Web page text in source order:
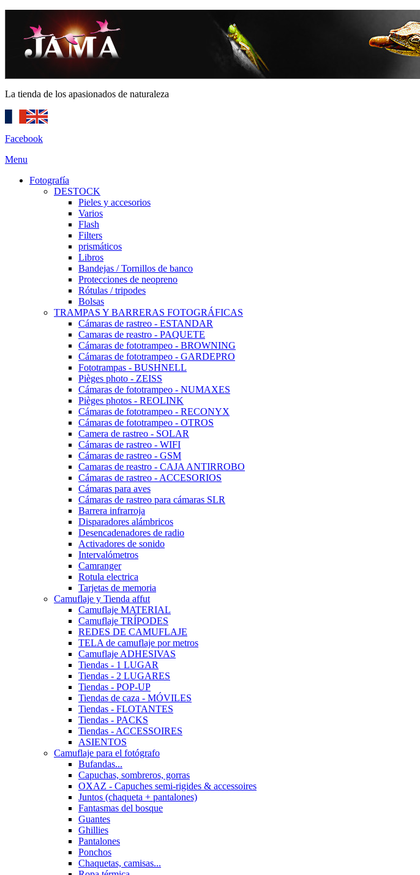
La tienda de los apasionados de naturaleza
Facebook
Menu
Fotografía
DESTOCK
Pieles y accesorios
Varios
Flash
Filters
prismáticos
Libros
Bandejas / Tornillos de banco
Protecciones de neopreno
Rótulas / tripodes
Bolsas
TRAMPAS Y BARRERAS FOTOGRÁFICAS
Cámaras de rastreo - ESTANDAR
Camaras de reastro - PAQUETE
Cámaras de fototrampeo - BROWNING
Cámaras de fototrampeo - GARDEPRO
Fototrampas - BUSHNELL
Pièges photo - ZEISS
Cámaras de fototrampeo - NUMAXES
Pièges photos - REOLINK
Cámaras de fototrampeo - RECONYX
Cámaras de fototrampeo - OTROS
Camera de rastreo - SOLAR
Cámaras de rastreo - WIFI
Cámaras de rastreo - GSM
Camaras de reastro - CAJA ANTIRROBO
Cámaras de rastreo - ACCESORIOS
Cámaras para aves
Cámaras de rastreo para cámaras SLR
Barrera infrarroja
Disparadores alámbricos
Desencadenadores de radio
Activadores de sonido
Intervalómetros
Camranger
Rotula electrica
Tarjetas de memoria
Camuflaje y Tienda affut
Camuflaje MATERIAL
Camuflaje TRÍPODES
REDES DE CAMUFLAJE
TELA de camuflaje por metros
Camuflaje ADHESIVAS
Tiendas - 1 LUGAR
Tiendas - 2 LUGARES
Tiendas - POP-UP
Tiendas de caza - MÓVILES
Tiendas - FLOTANTES
Tiendas - PACKS
Tiendas - ACCESSOIRES
ASIENTOS
Camuflaje para el fotógrafo
Bufandas...
Capuchas, sombreros, gorras
OXAZ - Capuches semi-rigides & accessoires
Juntos (chaqueta + pantalones)
Fantasmas del bosque
Guantes
Ghillies
Pantalones
Ponchos
Chaquetas, camisas...